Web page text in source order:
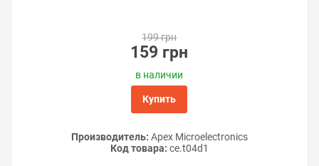
199 грн
159 грн
в наличии
Купить
Производитель: Apex Microelectronics
Код товара: ce.t04d1